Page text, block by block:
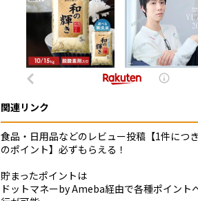
関連リンク
食品・日用品などのレビュー投稿【1件につ
のポイント】必ずもらえる！
貯まったポイントは
ドットマネーby Ameba経由で各種ポイント